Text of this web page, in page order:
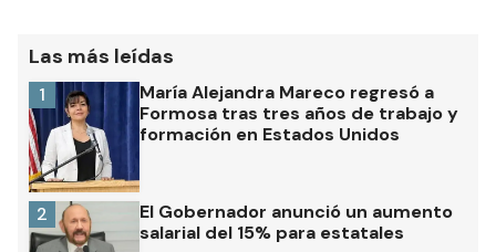
Las más leídas
María Alejandra Mareco regresó a
Formosa tras tres años de trabajo y
formación en Estados Unidos
1
El Gobernador anunció un aumento
salarial del 15% para estatales
2